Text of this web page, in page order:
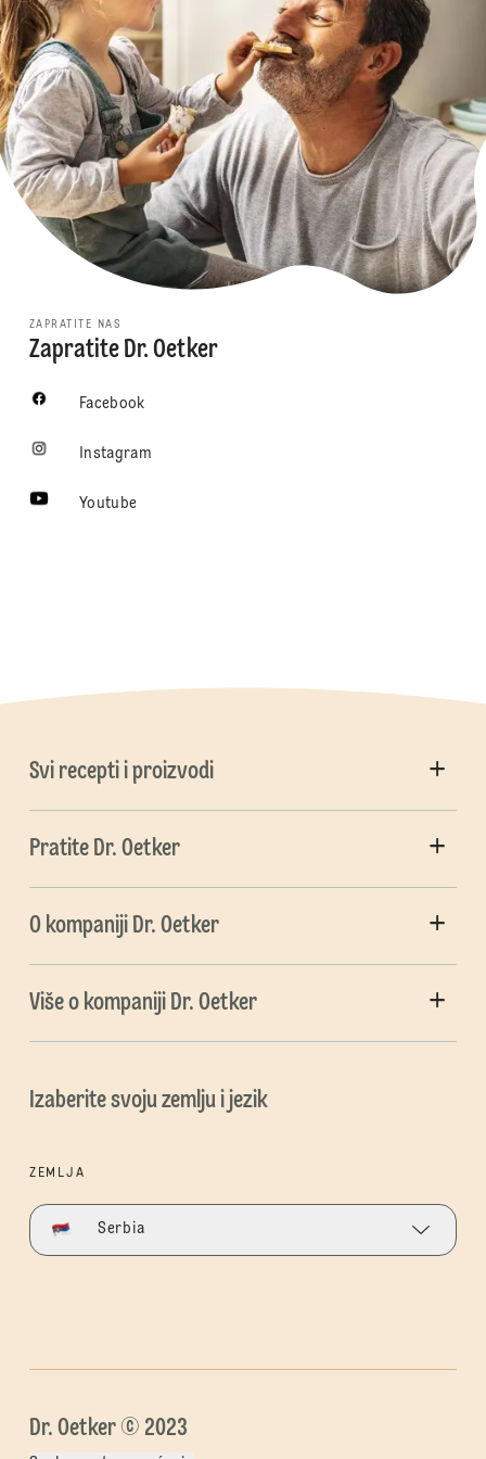
ZAPRATITE NAS
Zapratite Dr. Oetker
Facebook
Instagram
Youtube
Svi recepti i proizvodi
Pratite Dr. Oetker
O kompaniji Dr. Oetker
Više o kompaniji Dr. Oetker
Izaberite svoju zemlju i jezik
ZEMLJA
Serbia
Dr. Oetker © 2023